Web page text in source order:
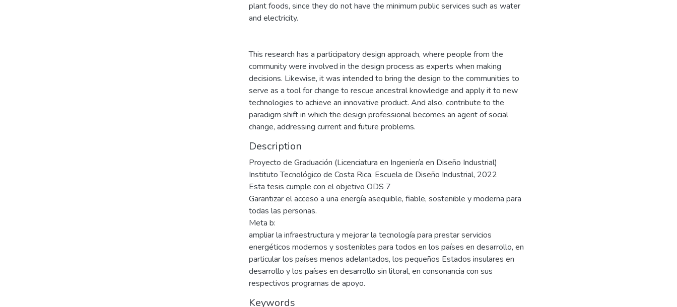
plant foods, since they do not have the minimum public services such as water
and electricity.
This research has a participatory design approach, where people from the
community were involved in the design process as experts when making
decisions. Likewise, it was intended to bring the design to the communities to
serve as a tool for change to rescue ancestral knowledge and apply it to new
technologies to achieve an innovative product. And also, contribute to the
paradigm shift in which the design professional becomes an agent of social
change, addressing current and future problems.
Description
Proyecto de Graduación (Licenciatura en Ingeniería en Diseño Industrial)
Instituto Tecnológico de Costa Rica, Escuela de Diseño Industrial, 2022
Esta tesis cumple con el objetivo ODS 7
Garantizar el acceso a una energía asequible, fiable, sostenible y moderna para
todas las personas.
Meta b:
ampliar la infraestructura y mejorar la tecnología para prestar servicios
energéticos modernos y sostenibles para todos en los países en desarrollo, en
particular los países menos adelantados, los pequeños Estados insulares en
desarrollo y los países en desarrollo sin litoral, en consonancia con sus
respectivos programas de apoyo.
Keywords